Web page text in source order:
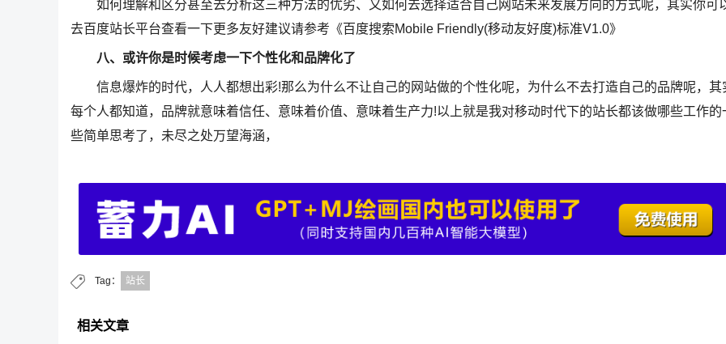
如何理解和区分甚至去分析这三种方法的优劣、又如何去选择适合自己网站未来发展方向的方式呢，其实你可
去百度站长平台查看一下更多友好建议请参考《百度搜索Mobile Friendly(移动友好度)标准V1.0》
八、或许你是时候考虑一下个性化和品牌化了
信息爆炸的时代，人人都想出彩!那么为什么不让自己的网站做的个性化呢，为什么不去打造自己的品牌呢，其
每个人都知道，品牌就意味着信任、意味着价值、意味着生产力!以上就是我对移动时代下的站长都该做哪些工作的
些简单思考了，未尽之处万望海涵，
Tag： 站长
相关文章